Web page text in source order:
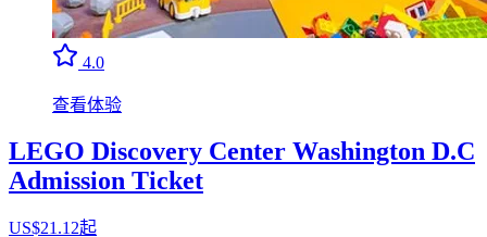
4.0
查看体验
LEGO Discovery Center Washington D.C
Admission Ticket
US$21.12起